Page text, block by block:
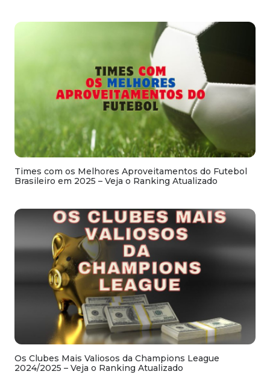
Times com os Melhores Aproveitamentos do Futebol
Brasileiro em 2025 – Veja o Ranking Atualizado
Os Clubes Mais Valiosos da Champions League
2024/2025 – Veja o Ranking Atualizado